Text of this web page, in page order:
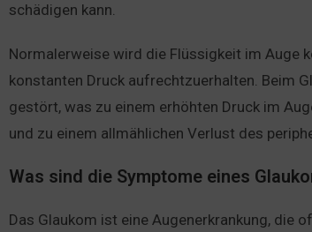
schädigen kann.
Normalerweise wird die Flüssigkeit im Auge
konstanten Druck aufrechtzuerhalten. Beim
gestört, was zu einem erhöhten Druck im
und zu einem allmählichen Verlust des
Was sind die Symptome eines
Das Glaukom ist eine Augenerkrankung, die